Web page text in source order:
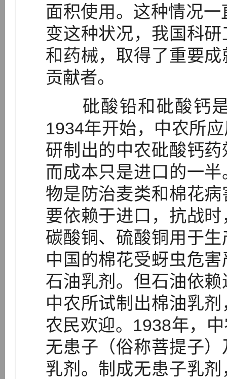
面积使用。这种情况
变这种状况，我国科
和药械，取得了重要
贡献者。
砒酸铅和砒酸钙是
1934年开始，中农所
研制出的中农砒酸钙
而成本只是进口的一
物是防治麦类和棉花
要依赖于进口，抗战
碳酸铜、硫酸铜用于
中国的棉花受蚜虫危
石油乳剂。但石油依
中农所试制出棉油乳
农民欢迎。1938年，
无患子（俗称菩提子
乳剂。制成无患子乳